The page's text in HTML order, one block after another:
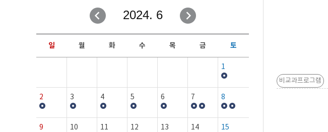
창업지원·교육센터
현장실습/IPP사업단
커뮤니티
일정안내
보도자료
행사갤러리
2024. 6
일 월 화 수 목 금 토
1
2 3 4 5 6 7 8
9 10 11 12 13 14 15
비교과프로그램